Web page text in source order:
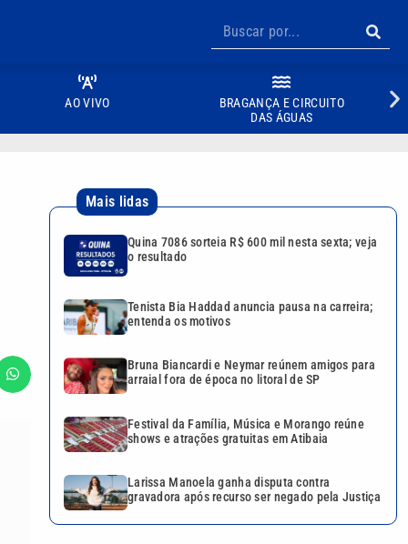
AO VIVO
BRAGANÇA E CIRCUITO
DAS ÁGUAS
Mais lidas
Quina 7086 sorteia R$ 600 mil nesta sexta; veja
o resultado
Tenista Bia Haddad anuncia pausa na carreira;
entenda os motivos
Bruna Biancardi e Neymar reúnem amigos para
arraial fora de época no litoral de SP
Festival da Família, Música e Morango reúne
shows e atrações gratuitas em Atibaia
Larissa Manoela ganha disputa contra
gravadora após recurso ser negado pela Justiça